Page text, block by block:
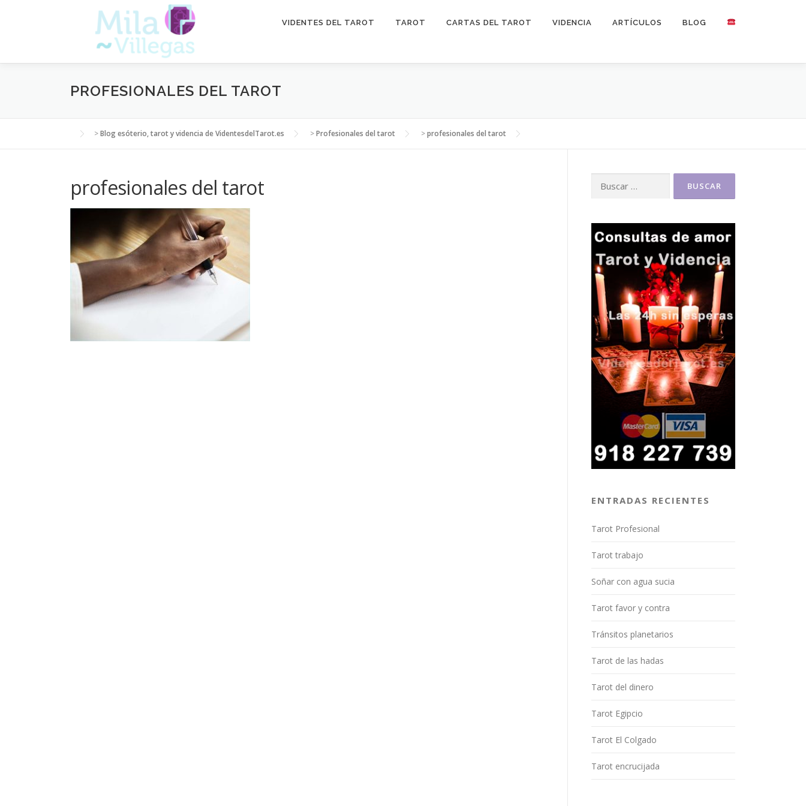
VIDENTES DEL TAROT TAROT CARTAS DEL TAROT VIDENCIA ARTÍCULOS BLOG
PROFESIONALES DEL TAROT
>Blog esóterio, tarot y videncia de VidentesdelTarot.es >Profesionales del tarot >profesionales del tarot
profesionales del tarot
ENTRADAS RECIENTES
Tarot Profesional
Tarot trabajo
Soñar con agua sucia
Tarot favor y contra
Tránsitos planetarios
Tarot de las hadas
Tarot del dinero
Tarot Egipcio
Tarot El Colgado
Tarot encrucijada